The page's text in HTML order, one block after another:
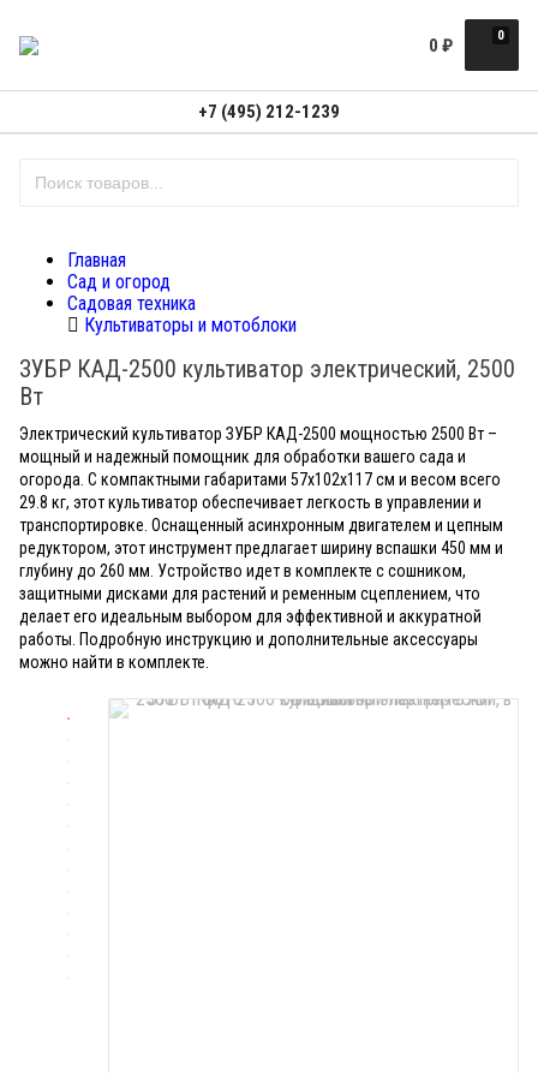
0
0 ₽
+7 (495) 212-1239
Главная
Сад и огород
Садовая техника
Культиваторы и мотоблоки
ЗУБР КАД-2500 культиватор электрический, 2500
Вт
Электрический культиватор ЗУБР КАД-2500 мощностью 2500 Вт –
мощный и надежный помощник для обработки вашего сада и
огорода. С компактными габаритами 57x102x117 см и весом всего
29.8 кг, этот культиватор обеспечивает легкость в управлении и
транспортировке. Оснащенный асинхронным двигателем и цепным
редуктором, этот инструмент предлагает ширину вспашки 450 мм и
глубину до 260 мм. Устройство идет в комплекте с сошником,
защитными дисками для растений и ременным сцеплением, что
делает его идеальным выбором для эффективной и аккуратной
работы. Подробную инструкцию и дополнительные аксессуары
можно найти в комплекте.